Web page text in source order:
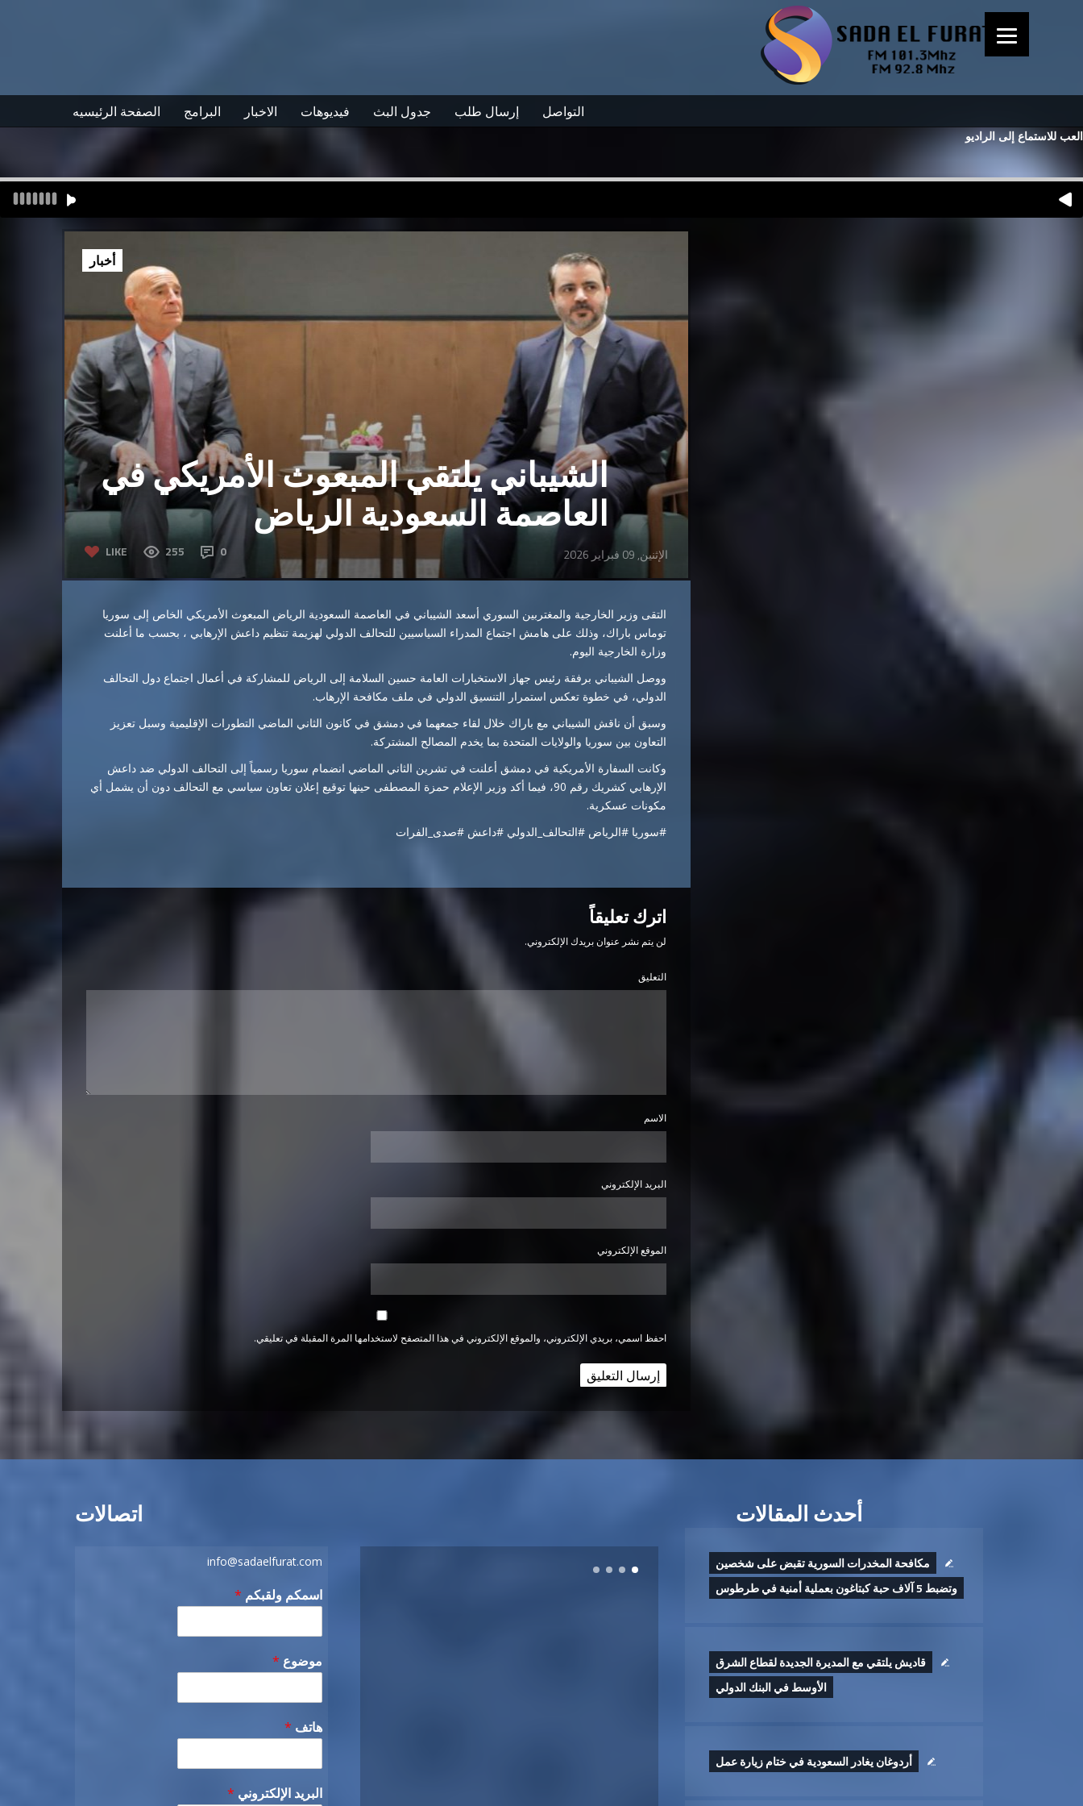
الصفحة الرئيسيه البرامج الاخبار فيديوهات جدول البث إرسال طلب التواصل
العب للاستماع إلى الراديو
الشيباني يلتقي المبعوث الأمريكي في
العاصمة السعودية الرياض
LIKE 255 0 الإثنين, 09 فبراير 2026
أخبار
التقى وزير الخارجية والمغتربين السوري أسعد الشيباني في العاصمة السعودية الرياض المبعوث الأمريكي الخاص إلى سوريا
توماس باراك، وذلك على هامش اجتماع المدراء السياسيين للتحالف الدولي لهزيمة تنظيم داعش الإرهابي ، بحسب ما أعلنت
وزارة الخارجية اليوم.
ووصل الشيباني برفقة رئيس جهاز الاستخبارات العامة حسين السلامة إلى الرياض للمشاركة في أعمال اجتماع دول التحالف
الدولي، في خطوة تعكس استمرار التنسيق الدولي في ملف مكافحة الإرهاب.
وسبق أن ناقش الشيباني مع باراك خلال لقاء جمعهما في دمشق في كانون الثاني الماضي التطورات الإقليمية وسبل تعزيز
التعاون بين سوريا والولايات المتحدة بما يخدم المصالح المشتركة.
وكانت السفارة الأمريكية في دمشق أعلنت في تشرين الثاني الماضي انضمام سوريا رسمياً إلى التحالف الدولي ضد داعش
الإرهابي كشريك رقم 90، فيما أكد وزير الإعلام حمزة المصطفى حينها توقيع إعلان تعاون سياسي مع التحالف دون أن يشمل أي
مكونات عسكرية.
#سوريا #الرياض #التحالف_الدولي #داعش #صدى_الفرات
اترك تعليقاً
لن يتم نشر عنوان بريدك الإلكتروني.
التعليق
الاسم
البريد الإلكتروني
الموقع الإلكتروني
احفظ اسمي، بريدي الإلكتروني، والموقع الإلكتروني في هذا المتصفح لاستخدامها المرة المقبلة في تعليقي.
اتصالات
info@sadaelfurat.com
اسمكم ولقبكم *
موضوع *
هاتف *
البريد الإلكتروني *
أحدث المقالات
مكافحة المخدرات السورية تقبض على شخصين
وتضبط 5 آلاف حبة كبتاغون بعملية أمنية في طرطوس
قاديش يلتقي مع المديرة الجديدة لقطاع الشرق
الأوسط في البنك الدولي
أردوغان يغادر السعودية في ختام زيارة عمل